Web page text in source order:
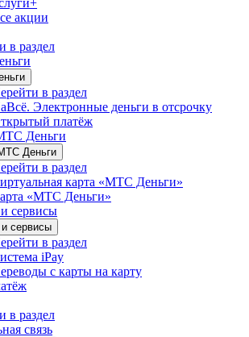
акции
в раздел
в раздел
Электронные деньги в отсрочку
платёж
Деньги
Деньги
в раздел
карта «МТС Деньги»
«МТС Деньги»
сервисы
и сервисы
в раздел
iPay
с карты на карту
в раздел
связь